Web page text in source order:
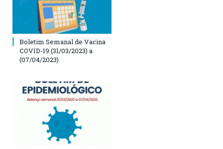
Boletim Semanal de Vacina
COVID-19 (31/03/2023) a
(07/04/2023)